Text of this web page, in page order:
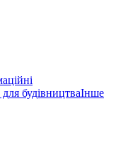
будівництваІнше